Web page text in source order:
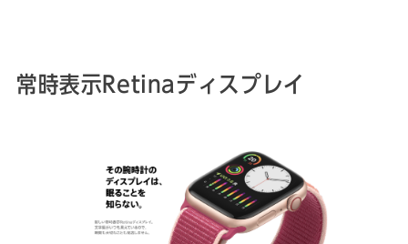
常時表示Retinaディスプレイ